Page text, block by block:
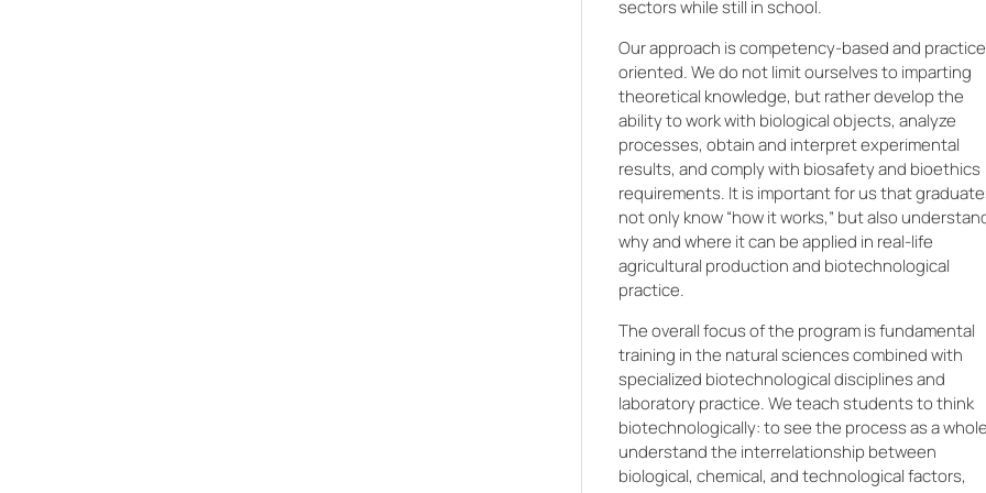
й біохімічні процеси, біологічно активні
програмних результатів навчання, що визначають її
sectors while still in school.
Our approach is competency-based and
oriented. We do not limit ourselves to imparting
theoretical knowledge, but rather develop the
ability to work with biological objects, analyze
processes, obtain and interpret experimental
results, and comply with biosafety and bioethics
requirements. It is important for us that
not only know “how it works,” but also
why and where it can be applied in real-life
agricultural production and biotechnological
practice.
The overall focus of the program is fundamental
training in the natural sciences combined with
specialized biotechnological disciplines and
laboratory practice. We teach students to think
biotechnologically: to see the process as a
understand the interrelationship between
biological, chemical, and technological factors,